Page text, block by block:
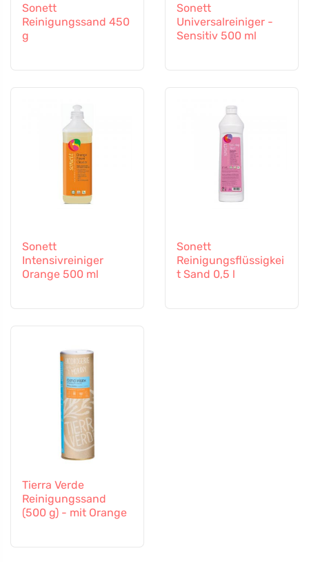
Sonett
Reinigungssand 450
g
Sonett
Universalreiniger -
Sensitiv 500 ml
Sonett
Intensivreiniger
Orange 500 ml
Sonett
Reinigungsflüssigkei
t Sand 0,5 l
Tierra Verde
Reinigungssand
(500 g) - mit Orange